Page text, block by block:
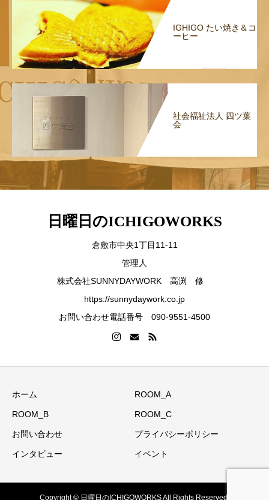
IGHIGO たい焼き＆コ
ーヒー
社会福祉法人 四ツ葉
会
日曜日のICHIGOWORKS
倉敷市中央1丁目11-11
管理人
株式会社SUNNYDAYWORK 高渕 修
https://sunnydaywork.co.jp
お問い合わせ電話番号 090-9551-4500
ホーム ROOM_A
ROOM_B ROOM_C
お問い合わせ プライバシーポリシー
インタビュー イベント
Copyright © 日曜日のICHIGOWORKS All Rights Reserved.